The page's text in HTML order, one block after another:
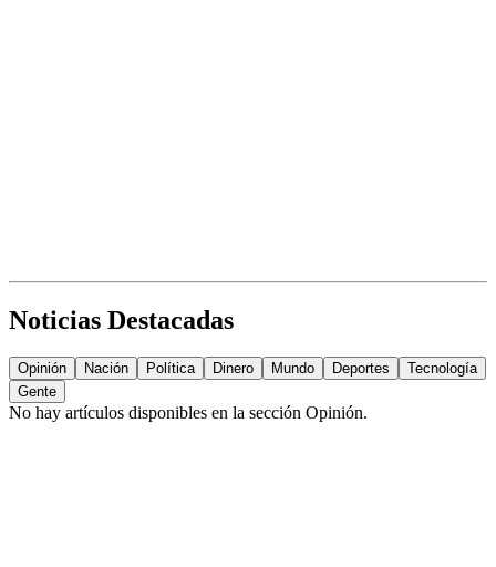
Noticias Destacadas
Opinión Nación Política Dinero Mundo Deportes
Tecnología
Gente
No hay artículos disponibles en la sección Opinión.